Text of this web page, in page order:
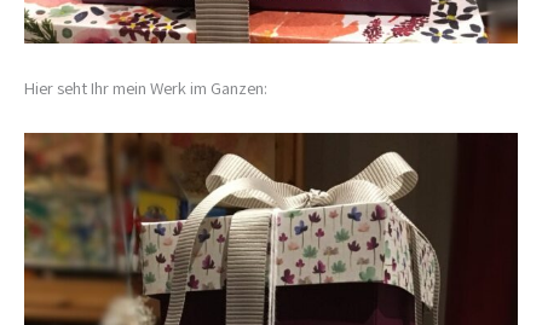
Hier seht Ihr mein Werk im Ganzen: